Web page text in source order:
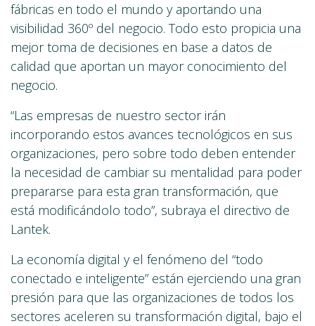
fábricas en todo el mundo y aportando una
visibilidad 360º del negocio. Todo esto propicia una
mejor toma de decisiones en base a datos de
calidad que aportan un mayor conocimiento del
negocio.
“Las empresas de nuestro sector irán
incorporando estos avances tecnológicos en sus
organizaciones, pero sobre todo deben entender
la necesidad de cambiar su mentalidad para poder
prepararse para esta gran transformación, que
está modificándolo todo”, subraya el directivo de
Lantek.
La economía digital y el fenómeno del “todo
conectado e inteligente” están ejerciendo una gran
presión para que las organizaciones de todos los
sectores aceleren su transformación digital, bajo el